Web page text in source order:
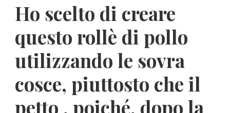
Ho scelto di creare
questo rollè di pollo
utilizzando le sovra
cosce, piuttosto che il
petto , poiché, dopo la